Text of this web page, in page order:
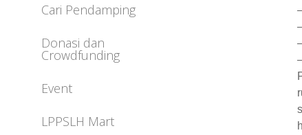
Cari Pendamping
Donasi dan
Crowdfunding
Event
LPPSLH Mart